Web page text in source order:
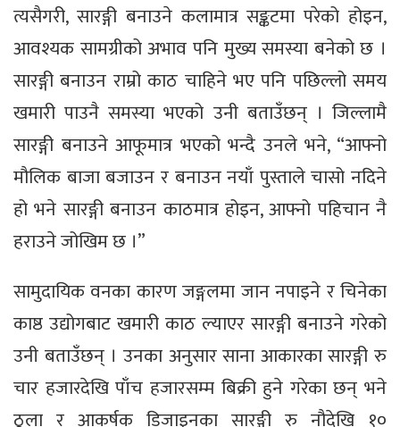
त्यसैगरी, सारङ्गी बनाउने कलामात्र सङ्कटमा परेको होइन,
आवश्यक सामग्रीको अभाव पनि मुख्य समस्या बनेको छ ।
सारङ्गी बनाउन राम्रो काठ चाहिने भए पनि पछिल्लो समय
खमारी पाउनै समस्या भएको उनी बताउँछन् । जिल्लामै
सारङ्गी बनाउने आफूमात्र भएको भन्दै उनले भने, “आफ्नो
मौलिक बाजा बजाउन र बनाउन नयाँ पुस्ताले चासो नदिने
हो भने सारङ्गी बनाउन काठमात्र होइन, आफ्नो पहिचान नै
हराउने जोखिम छ ।”
सामुदायिक वनका कारण जङ्गलमा जान नपाइने र चिनेका
काष्ठ उद्योगबाट खमारी काठ ल्याएर सारङ्गी बनाउने गरेको
उनी बताउँछन् । उनका अनुसार साना आकारका सारङ्गी रु
चार हजारदेखि पाँच हजारसम्म बिक्री हुने गरेका छन् भने
ठूला र आकर्षक डिजाइनका सारङ्गी रु नौदेखि १०